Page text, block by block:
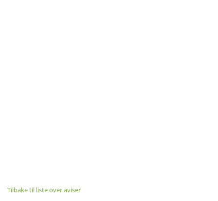
Tilbake til liste over aviser